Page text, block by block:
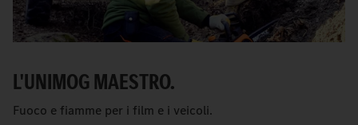
L'UNIMOG MAESTRO.
Fuoco e fiamme per i film e i veicoli.